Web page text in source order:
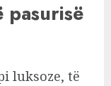
luksoze, të